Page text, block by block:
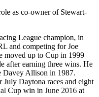
as co-owner of Stewart-
League champion, in
and competing for Joe
moved up to Cup in 1999
after earning three wins. He
Davey Allison in 1987.
Daytona races and eight
Cup win in June 2016 at